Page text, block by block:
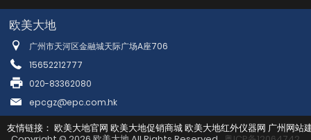
欧美大地
广州市天河区金融城天际广场A座706
15652212777
020-83362080
epcgz@epc.com.hk
友情链接： 欧美大地官网 欧美大地促销商城欧美大地红外仪器网 广州网站